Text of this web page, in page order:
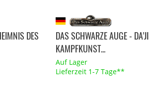
DES
DAS SCHWARZE AUGE -
KAMPFKUNST...
Auf Lager
Lieferzeit 1-7 Tage**